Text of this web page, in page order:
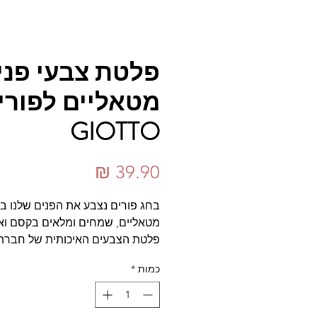
פלטת צבעי
מטאליים
GIOTTO
בחג פורים נצבע את הפנים שלנו
מטאליים, שמחים ומלאים בקסם
פלטת הצבעים האיכותית של
צבעים חמים (סגול, צהוב, כתום,
שחור ולבן), צבעים אשר נבדקו
ונשטפים בקלות (בעזרת מים).
כמות *